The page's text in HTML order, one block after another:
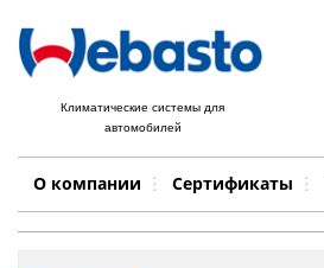
Климатические системы для
автомобилей
О компании Сертификаты
Быстрый поиск:
Примеры работ